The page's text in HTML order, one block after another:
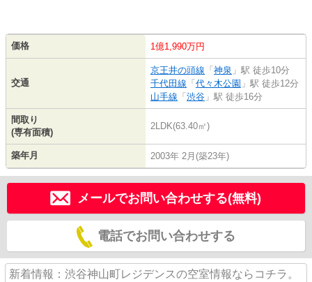
価格 1億1,990万円
交通
京王井の頭線 「 神泉 」駅 徒歩10分
千代田線 「 代々木公園 」駅 徒歩12分
山手線 「 渋谷 」駅 徒歩16分
間取り
(専有面積)
2LDK(63.40㎡)
築年月 2003年 2月(築23年)
メールでお問い合わせする(無料)
電話でお問い合わせする
新着情報：渋谷神山町レジデンスの空室情報ならコチラ。